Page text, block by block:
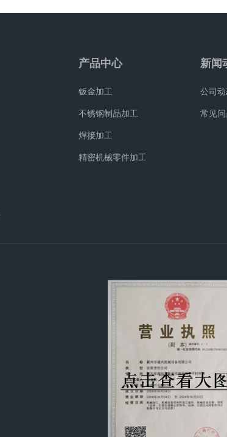
产品中心
钣金加工
不锈钢制品加工
焊接加工
精密机械零件加工
新闻
公司
常见